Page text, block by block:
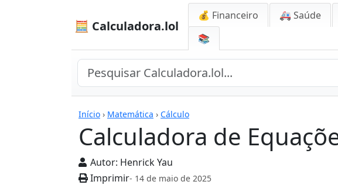
🧮 Calculadora.lol
💰 Financeiro 🚑 Saúde
📚
Início › Matemática › Cálculo
Calculadora de
Autor: Henrick Yau
Imprimir- 14 de maio de 2025
Calculadoras